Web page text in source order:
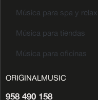
Música para spa y relax
Música para tiendas
Música para oficinas
ORIGINALMUSIC
958 490 158